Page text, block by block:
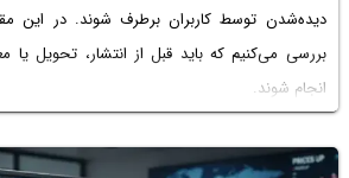
دیده‌شدن توسط کاربران برطرف شوند. در این
بررسی می‌کنیم که باید قبل از انتشار، تحویل
انجام شوند.